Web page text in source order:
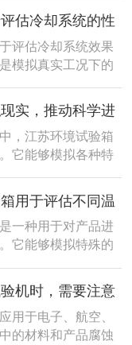
估冷却系统的性
评估冷却系统效果
模拟真实工况下的
缩机、冷凝器、蒸
在操作过程中，试
压蒸汽吸入冷凝
实，推动科学进
，江苏环境试验箱
它能够模拟各种特
境试验箱是一种具
感器的装置，可以
光照、振动等参
用于评估不同温
性
一种用于对产品进
它能够模拟特殊的
箱通常由两个独立
温测试，另一个用
配备了一个控制系
机时，需要注意
用于电子、航空、
的材料和产品腐蚀